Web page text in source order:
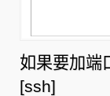
如果要加端
[ssh]